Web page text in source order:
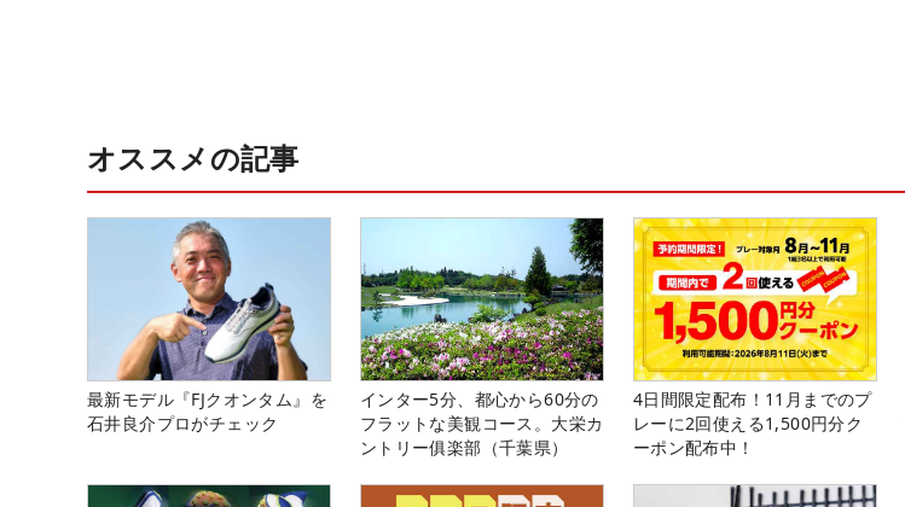
オススメの記事
最新モデル『FJクオンタム』を
石井良介プロがチェック
インター5分、都心から60分の
フラットな美観コース。大栄カ
ントリー俱楽部（千葉県）
4日間限定配布！11月までのプ
レーに2回使える1,500円分ク
ーポン配布中！